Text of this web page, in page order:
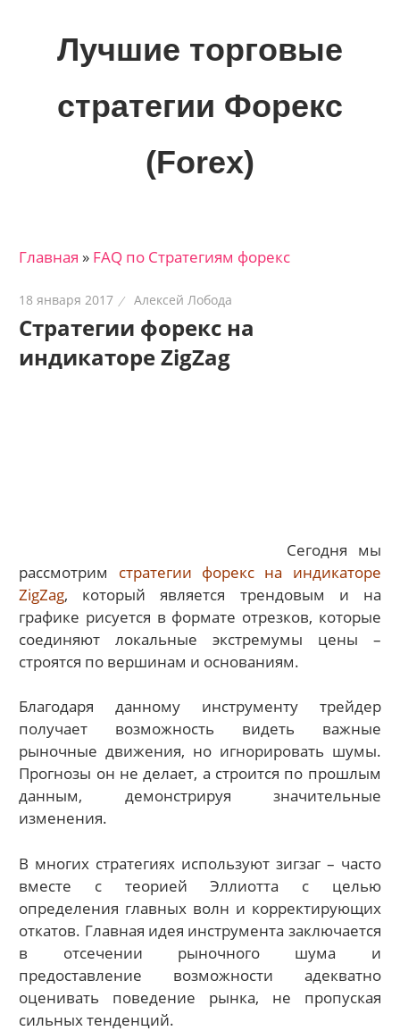
Лучшие торговые
стратегии Форекс
(Forex)
трейдеров
финансовых
рынках:
стратегии,
сигналы,
Главная » FAQ по Стратегиям форекс
18 января 2017 Алексей Лобода
Стратегии форекс на
индикаторе ZigZag
Сегодня мы
рассмотрим стратегии форекс на индикаторе
ZigZag, который является трендовым и на
графике рисуется в формате отрезков, которые
соединяют локальные экстремумы цены –
строятся по вершинам и основаниям.
Благодаря данному инструменту трейдер
получает возможность видеть важные
рыночные движения, но игнорировать шумы.
Прогнозы он не делает, а строится по прошлым
данным, демонстрируя значительные
изменения.
В многих стратегиях используют зигзаг – часто
вместе с теорией Эллиотта с целью
определения главных волн и корректирующих
откатов. Главная идея инструмента заключается
в отсечении рыночного шума и
предоставление возможности адекватно
оценивать поведение рынка, не пропуская
сильных тенденций.